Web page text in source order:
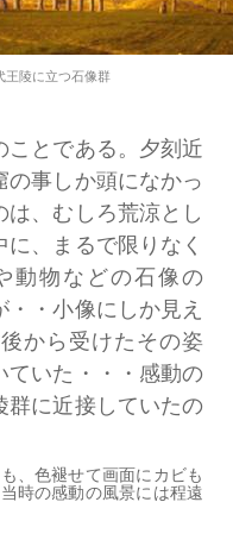
王陵に立つ石像群
とである。夕刻近
の事しか頭になかっ
、むしろ荒涼とし
、まるで限りなく
動物などの石像の
・小像にしか見え
から受けたその姿
ていた・・・感動の
群に近接していたの
、色褪せて画面にカビも
時の感動の風景には程遠